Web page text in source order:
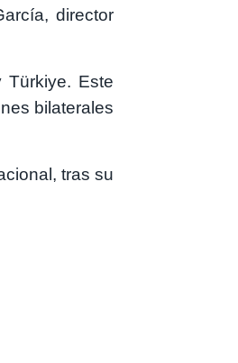
director
Türkiye. Este
bilaterales
tras su